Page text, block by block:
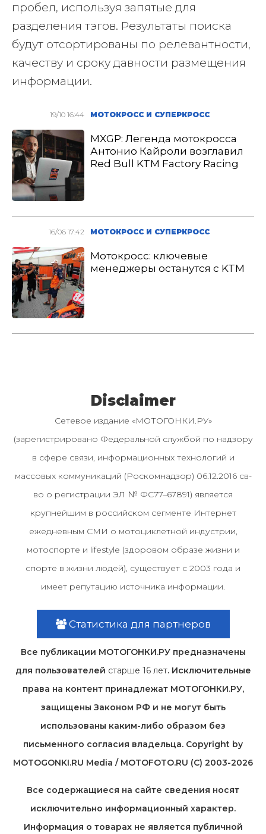
пробел, используя запятые для
разделения тэгов. Результаты поиска
будут отсортированы по релевантности,
качеству и сроку давности размещения
информации.
19/10 16:44 МОТОКРОСС И СУПЕРКРОСС
MXGP: Легенда мотокросса
Антонио Кайроли возглавил
Red Bull KTM Factory Racing
16/06 17:42 МОТОКРОСС И СУПЕРКРОСС
Мотокросс: ключевые
менеджеры останутся с KTM
Disclaimer
Сетевое издание «МОТОГОНКИ.РУ»
(зарегистрировано Федеральной службой по надзору
в сфере связи, информационных технологий и
массовых коммуникаций (Роскомнадзор) 06.12.2016 св-
во о регистрации ЭЛ № ФС77–67891) является
крупнейшим в российском сегменте Интернет
ежедневным СМИ о мотоциклетной индустрии,
мотоспорте и lifestyle (здоровом образе жизни и
спорте в жизни людей), существует с 2003 года и
имеет репутацию источника информации.
Статистика для партнеров
Все публикации МОТОГОНКИ.РУ предназначены
для пользователей старше 16 лет. Исключительные
права на контент принадлежат МОТОГОНКИ.РУ,
защищены Законом РФ и не могут быть
использованы каким-либо образом без
письменного согласия владельца. Copyright by
MOTOGONKI.RU Media / MOTOFOTO.RU (C) 2003-2026
Все содержащиеся на cайте сведения носят
исключительно информационный характер.
Информация о товарах не является публичной